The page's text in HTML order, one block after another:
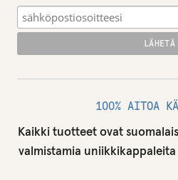
100% AITOA
Kaikki tuotteet ovat
valmistamia